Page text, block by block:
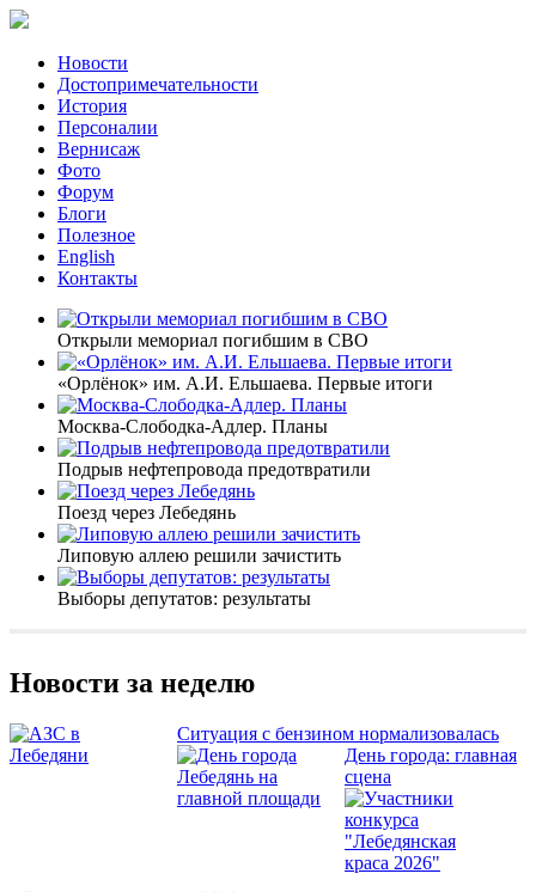
Новости
Достопримечательности
История
Персоналии
Вернисаж
Фото
Форум
Блоги
Полезное
English
Контакты
Открыли мемориал погибшим в СВО
«Орлёнок» им. А.И. Ельшаева. Первые итоги
Москва-Слободка-Адлер. Планы
Подрыв нефтепровода предотвратили
Поезд через Лебедянь
Липовую аллею решили зачистить
Выборы депутатов: результаты
Новости за неделю
Ситуация с бензином нормализовалась
День города: главная
сцена